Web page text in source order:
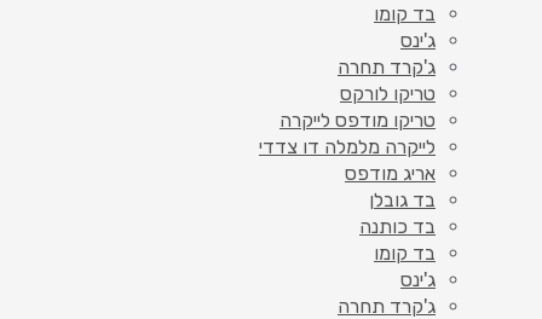
בד קומו
ג'ינס
ג'קרד תחרה
טריקו לורקס
טריקו מודפס לייקרה
לייקרה מלמלה דו צדדי
אריג מודפס
בד גובלן
בד כותנה
בד קומו
ג'ינס
ג'קרד תחרה